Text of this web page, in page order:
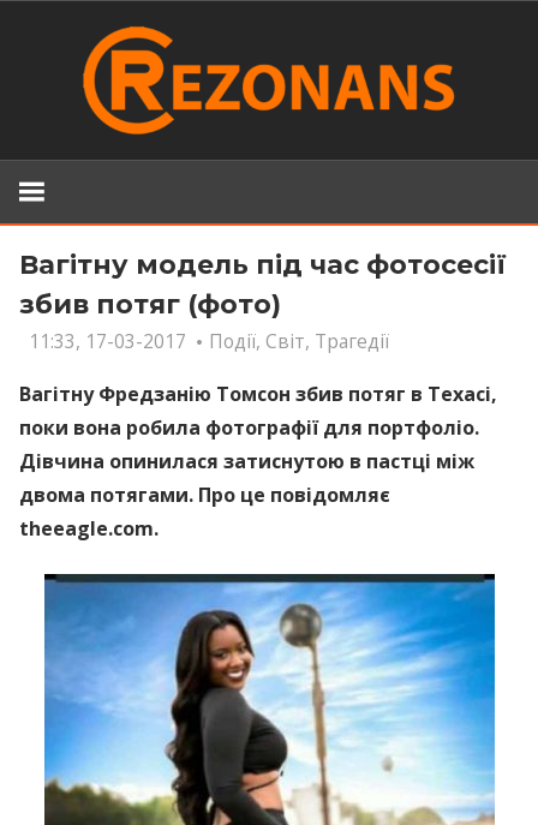
Вагітну модель під час фотосесії
збив потяг (фото)
11:33, 17-03-2017 Події, Світ, Трагедії
Вагітну Фредзанію Томсон збив потяг в Техасі,
поки вона робила фотографії для портфоліо.
Дівчина опинилася затиснутою в пастці між
двома потягами. Про це повідомляє
theeagle.com.